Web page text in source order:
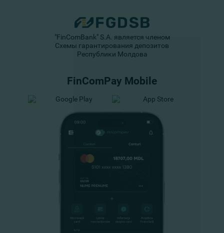
"FinComBank" S.A. является членом
Схемы гарантирования депозитов
Республики Молдова
FinComPay Mobile